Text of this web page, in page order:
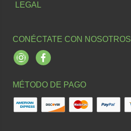
LEGAL
CONÉCTATE CON NOSOTROS
InstagramFacebook
MÉTODO DE PAGO